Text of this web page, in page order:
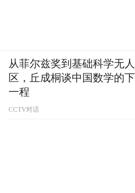
从菲尔兹奖到基础科学无人
区，丘成桐谈中国数学的下
一程
CCTV对话